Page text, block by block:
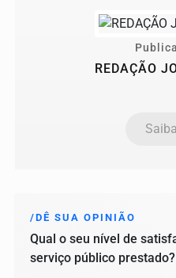
REDAÇÃO
/DÊ SUA OPINIÃO
Qual o seu nível de
serviço público prestado?